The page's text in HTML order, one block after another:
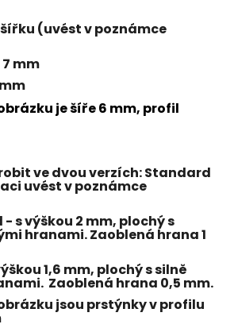
(uvést v poznámce
mm
je šíře 6 mm, profil
ve dvou verzích:Standard
uvést v poznámce
s výškou 2 mm, plochý s
hranami. Zaoblená hrana 1
1,6 mm, plochý s silně
Zaoblená hrana 0,5 mm.
jsou prstýnky v profilu